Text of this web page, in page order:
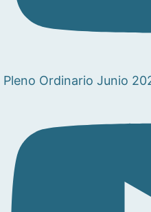
Pleno Ordinario Junio